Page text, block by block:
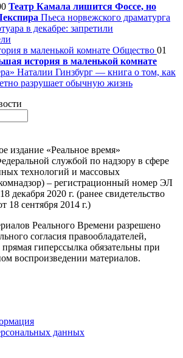
Театр Камала лишится Фоссе, но
Пьеса норвежского драматурга
в декабре: запретили
Общество 01
история в маленькой комнате
Наталии Гинзбург — книга о том, как
разрушает обычную жизнь
издание «Реальное время»
службой по надзору в сфере
технологий и массовых
– регистрационный номер ЭЛ
2020 г. (ранее свидетельство
сентября 2014 г.)
Реального Времени разрешено
согласия правообладателей,
гиперссылка обязательны при
воспроизведении материалов.
данных